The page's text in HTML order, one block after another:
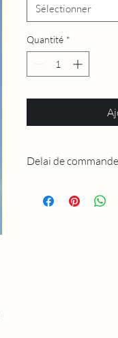
Sélectionner
Quantité *
Delai de commande
groupées donc des